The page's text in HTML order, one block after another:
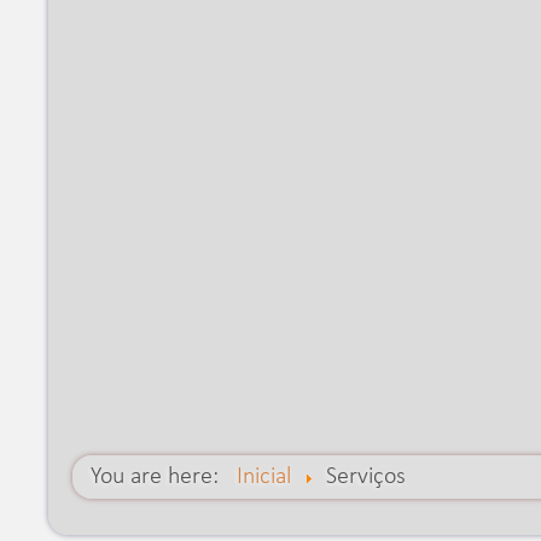
You are here: Inicial Serviços